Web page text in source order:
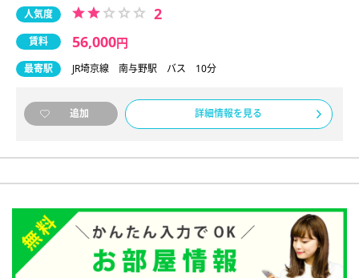
人気度 2
賃料 56,000円
最寄駅 JR埼京線 南与野駅 バス 10分
追加 詳細情報を見る